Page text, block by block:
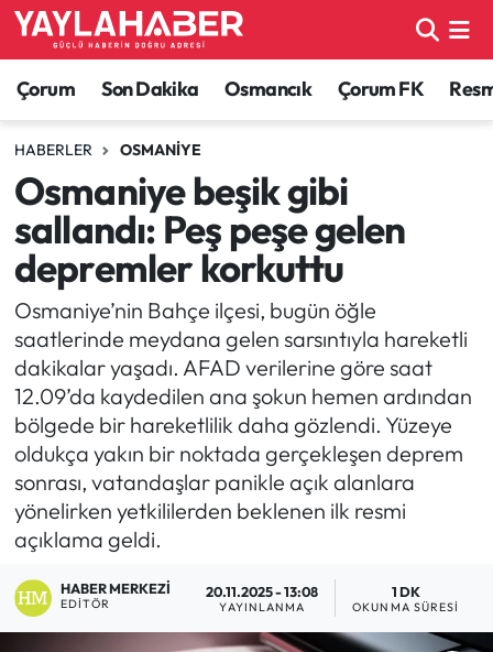
Çorum Son Dakika Osmancık Çorum FK
HABERLER OSMANIYE
Osmaniye beşik gibi
sallandı: Peş peşe gelen
depremler korkuttu
Osmaniye’nin Bahçe ilçesi, bugün öğle
saatlerinde meydana gelen sarsıntıyla hareketli
dakikalar yaşadı. AFAD verilerine göre saat
12.09’da kaydedilen ana şokun hemen ardından
bölgede bir hareketlilik daha gözlendi. Yüzeye
oldukça yakın bir noktada gerçekleşen deprem
sonrası, vatandaşlar panikle açık alanlara
yönelirken yetkililerden beklenen ilk resmi
açıklama geldi.
HABER MERKEZI
EDITÖR
20.11.2025 - 13:08
YAYINLANMA
1 DK
OKUNMA SÜRESI
Alaca Haberleri
Bayat Haberleri
Bilgi - Keşfet Haberleri
Bilim ve Teknoloji
Boğazkale Haberleri
Çorum Haberleri
Çorum Son Dakika Haberleri
Dodurga Haberleri
Eğitim
Ekonomi
Çorum Nöbetçi Eczaneler
Çorum Hava Durumu
Çorum Namaz Vakitleri
Çorum Trafik Yoğunluk Haritası
TFF 1.Lig Puan Durumu ve Fikstür
Tüm Manşetler
Son Dakika Haberleri
Haber Arşivi